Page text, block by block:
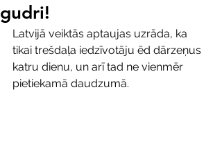
gudri!
Latvijā veiktās aptaujas uzrāda, ka
tikai trešdaļa iedzīvotāju ēd dārzeņus
katru dienu, un arī tad ne vienmēr
pietiekamā daudzumā.